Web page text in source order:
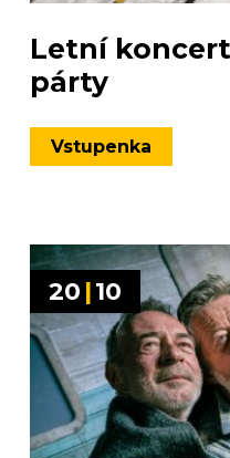
Letní
párty
Vstupenka
20 |10